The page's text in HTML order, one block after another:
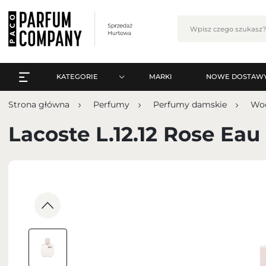
WSZYSTKO A-Z
PERFUMY
PERFUMY ARABSKIE
ZAPACHY DO WNĘTRZ
KATEGORIE
ZESTAWY
PIELĘGNACJA
MAKIJAŻ
MARKI NOWE
Strona główna Perfumy Perfumy damskie
Lacoste L.12.12 Rose